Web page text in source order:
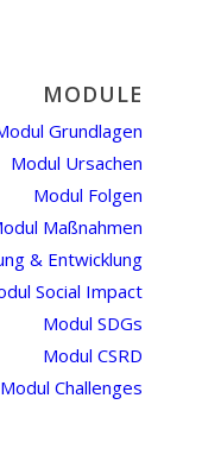
MODULE
Grundlagen
Modul Ursachen
Modul Folgen
Maßnahmen
& Entwicklung
Social Impact
Modul SDGs
Modul CSRD
Modul Challenges